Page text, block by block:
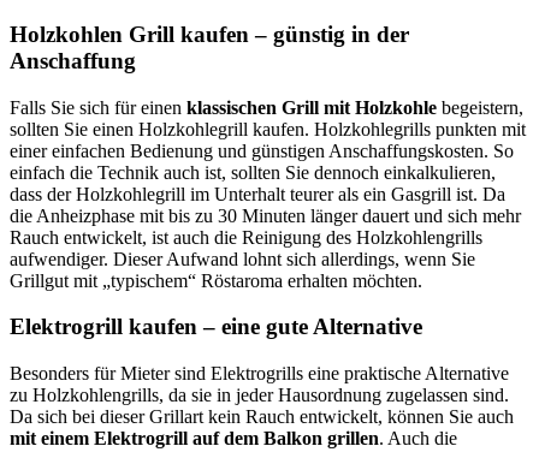
Holzkohlen Grill kaufen – günstig in der
Anschaffung
Falls Sie sich für einen klassischen Grill mit Holzkohle begeistern,
sollten Sie einen Holzkohlegrill kaufen. Holzkohlegrills punkten mit
einer einfachen Bedienung und günstigen Anschaffungskosten. So
einfach die Technik auch ist, sollten Sie dennoch einkalkulieren,
dass der Holzkohlegrill im Unterhalt teurer als ein Gasgrill ist. Da
die Anheizphase mit bis zu 30 Minuten länger dauert und sich mehr
Rauch entwickelt, ist auch die Reinigung des Holzkohlengrills
aufwendiger. Dieser Aufwand lohnt sich allerdings, wenn Sie
Grillgut mit „typischem“ Röstaroma erhalten möchten.
Elektrogrill kaufen – eine gute Alternative
Besonders für Mieter sind Elektrogrills eine praktische Alternative
zu Holzkohlengrills, da sie in jeder Hausordnung zugelassen sind.
Da sich bei dieser Grillart kein Rauch entwickelt, können Sie auch
mit einem Elektrogrill auf dem Balkon grillen. Auch die